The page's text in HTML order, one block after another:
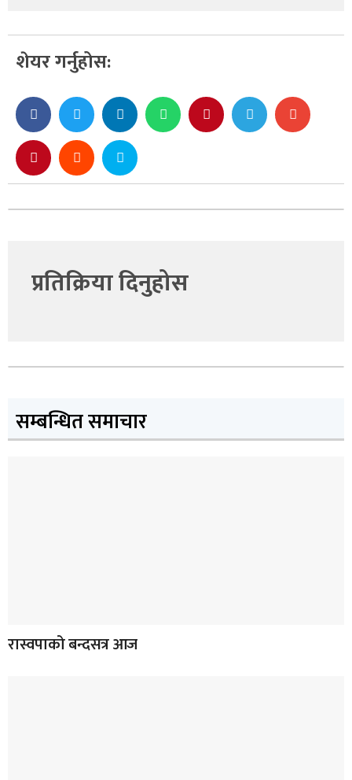
शेयर गर्नुहोस:
प्रतिक्रिया दिनुहोस
सम्बन्धित समाचार
रास्वपाको बन्दसत्र आज